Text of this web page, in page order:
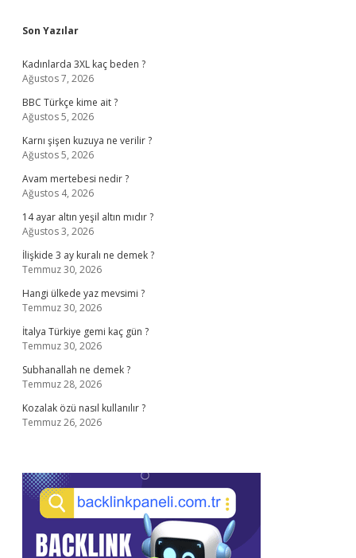
Sidebar
Son Yazılar
Kadınlarda 3XL kaç beden ?
Ağustos 7, 2026
BBC Türkçe kime ait ?
Ağustos 5, 2026
Karnı şişen kuzuya ne verilir ?
Ağustos 5, 2026
Avam mertebesi nedir ?
Ağustos 4, 2026
14 ayar altın yeşil altın mıdır ?
Ağustos 3, 2026
İlişkide 3 ay kuralı ne demek ?
Temmuz 30, 2026
Hangi ülkede yaz mevsimi ?
Temmuz 30, 2026
İtalya Türkiye gemi kaç gün ?
Temmuz 30, 2026
Subhanallah ne demek ?
Temmuz 28, 2026
Kozalak özü nasıl kullanılır ?
Temmuz 26, 2026